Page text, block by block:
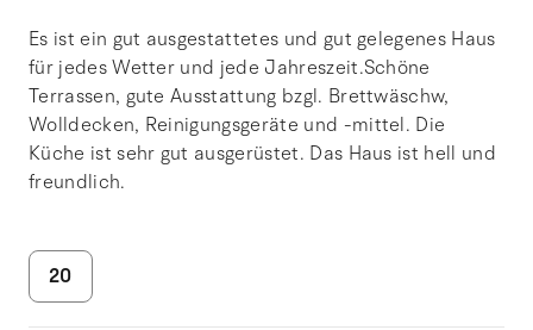
Es ist ein gut ausgestattetes und gut gelegenes Haus
für jedes Wetter und jede Jahreszeit.Schöne
Terrassen, gute Ausstattung bzgl. Brettwäschw,
Wolldecken, Reinigungsgeräte und -mittel. Die
Küche ist sehr gut ausgerüstet. Das Haus ist hell und
freundlich.
20